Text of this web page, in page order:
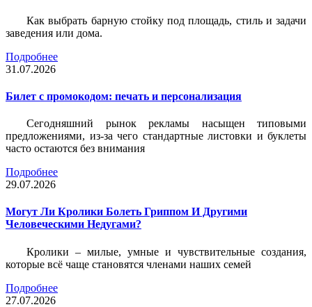
Как выбрать барную стойку под площадь, стиль и задачи
заведения или дома.
Подробнее
31.07.2026
Билет c промокодом: печать и персонализация
Сегодняшний рынок рекламы насыщен типовыми
предложениями, из-за чего стандартные листовки и буклеты
часто остаются без внимания
Подробнее
29.07.2026
Могут Ли Кролики Болеть Гриппом И Другими
Человеческими Недугами?
Кролики – милые, умные и чувствительные создания,
которые всё чаще становятся членами наших семей
Подробнее
27.07.2026